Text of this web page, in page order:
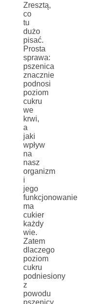
Zresztą,
co
tu
dużo
pisać.
Prosta
sprawa:
pszenica
znacznie
podnosi
poziom
cukru
we
krwi,
a
jaki
wpływ
na
nasz
organizm
i
jego
funkcjonowanie
ma
cukier
każdy
wie.
Zatem
dlaczego
poziom
cukru
podniesiony
z
powodu
pszenicy